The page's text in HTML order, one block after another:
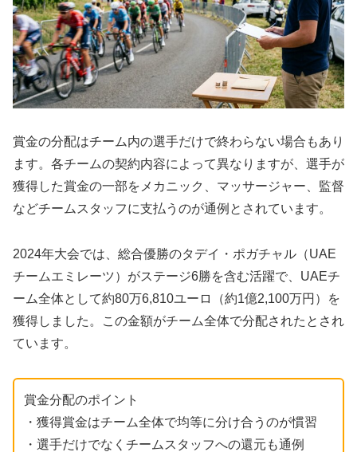
賞金の分配はチーム内の選手だけで終わらない場合もあり
ます。各チームの契約内容によって異なりますが、選手が
獲得した賞金の一部をメカニック、マッサージャー、監督
などチームスタッフに支払うのが通例とされています。
2024年大会では、総合優勝のタデイ・ポガチャル（UAE
チームエミレーツ）がステージ6勝を含む活躍で、UAEチ
ーム全体として約80万6,810ユーロ（約1億2,100万円）を
獲得しました。この金額がチーム全体で分配されたとされ
ています。
賞金分配のポイント
・獲得賞金はチーム全体で均等に分け合うのが慣習
・選手だけでなくチームスタッフへの還元も通例